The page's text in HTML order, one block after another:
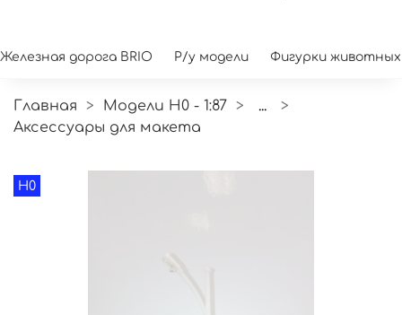
Железная дорога BRIO Р/у модели Фигурки животных
Главная Модели H0 - 1:87
...
Аксессуары для макета
H0